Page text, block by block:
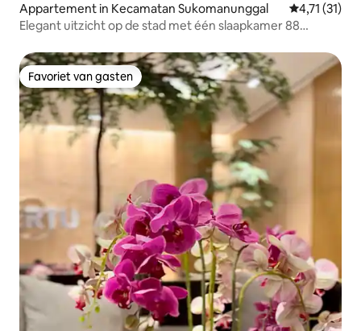
Appartement in Kecamatan Sukomanunggal Gemiddelde
4,71 (31)
Elegant uitzicht op de stad met één slaapkamer 88
Favoriet van gasten
Favoriet van gasten